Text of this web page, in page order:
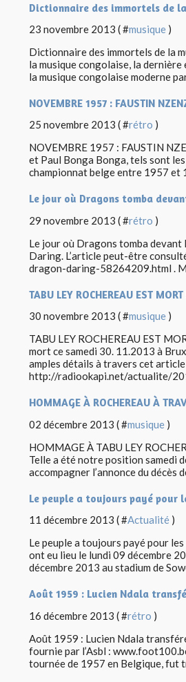
Dictionnaire des immortels de
23 novembre 2013 ( #musique )
Dictionnaire des immortels de la
la musique congolaise, la
la musique congolaise moderne
NOVEMBRE 1957 : FAUSTIN
25 novembre 2013 ( #rétro )
NOVEMBRE 1957 : FAUSTIN
et Paul Bonga Bonga, tels sont
championnat belge entre 1957 et
Le jour où Dragons tomba
29 novembre 2013 ( #rétro )
Le jour où Dragons tomba
Daring. L’article peut-être
dragon-daring-58264209.html .
TABU LEY ROCHEREAU EST MORT
30 novembre 2013 ( #musique )
TABU LEY ROCHEREAU EST
mort ce samedi 30. 11.2013 à
amples détails à travers cet article
http://radiookapi.net/actualite/
HOMMAGE À ROCHEREAU À
02 décembre 2013 ( #musique )
HOMMAGE À TABU LEY
Telle a été notre position samedi
accompagner l’annonce du décès
Le peuple a toujours payé pour
11 décembre 2013 ( #Actualité )
Le peuple a toujours payé pour
ont eu lieu le lundi 09 décembre
décembre 2013 au stadium de
Août 1959 : Lucien Ndala
16 décembre 2013 ( #rétro )
Août 1959 : Lucien Ndala
fournie par l’Asbl :
tournée de 1957 en Belgique, fut